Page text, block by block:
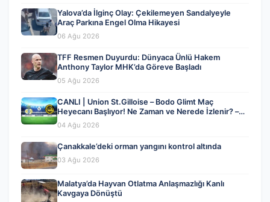
Yalova’da İlginç Olay: Çekilemeyen Sandalyeyle
Araç Parkına Engel Olma Hikayesi
06 Ağu 2026
TFF Resmen Duyurdu: Dünyaca Ünlü Hakem
Anthony Taylor MHK’da Göreve Başladı
05 Ağu 2026
CANLI | Union St.Gilloise – Bodo Glimt Maç
Heyecanı Başlıyor! Ne Zaman ve Nerede İzlenir? –
04 Ağustos 2026
04 Ağu 2026
Çanakkale’deki orman yangını kontrol altında
03 Ağu 2026
Malatya’da Hayvan Otlatma Anlaşmazlığı Kanlı
Kavgaya Dönüştü